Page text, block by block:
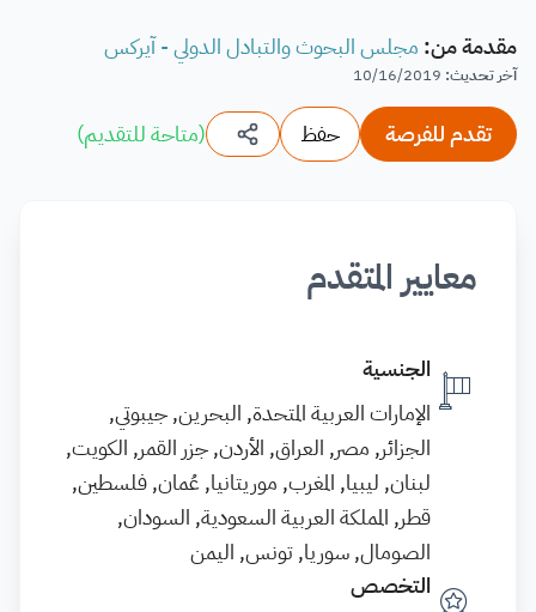
مقدمة من: مجلس البحوث والتبادل الدولي - آيركس
آخر تحديث:
10/16/2019
تقدم للفرصة حفظ (متاحة للتقديم)
معايير المتقدم
الجنسية
الإمارات العربية المتحدة, البحرين, جيبوتي,
الجزائر, مصر, العراق, الأردن, جزر القمر, الكويت,
لبنان, ليبيا, المغرب, موريتانيا, عُمان, فلسطين,
قطر, المملكة العربية السعودية, السودان,
الصومال, سوريا, تونس, اليمن
التخصص